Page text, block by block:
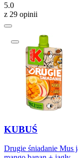
5.0
z 29 opinii
KUBUŚ
Drugie śniadanie Mus